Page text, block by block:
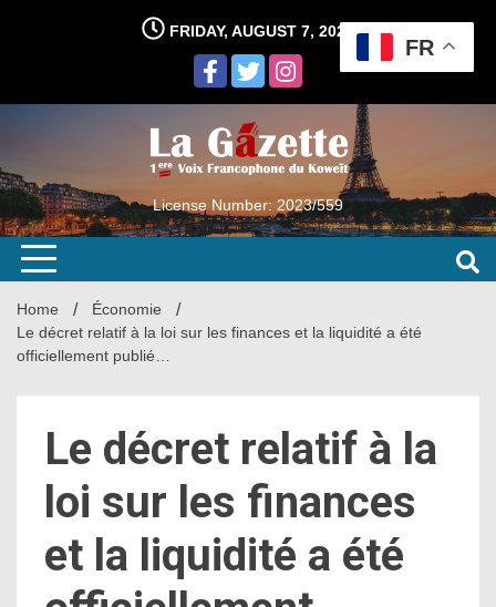
FRIDAY, AUGUST 7, 2026
License Number: 2023/559
Home
Économie
Le décret relatif à la loi sur les finances et la liquidité a été
officiellement publié…
Le décret relatif à la
loi sur les finances
et la liquidité a été
FR